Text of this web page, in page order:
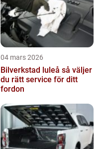
04 mars 2026
Bilverkstad luleå så väljer
du rätt service för ditt
fordon